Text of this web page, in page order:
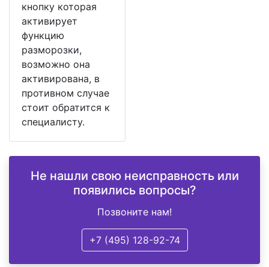
кнопку которая
активирует
функцию
разморозки,
возможно она
активирована, в
противном случае
стоит обратится к
специалисту.
Не нашли свою неисправность или
появились вопросы?
Позвоните нам!
+7 (495) 128-92-74